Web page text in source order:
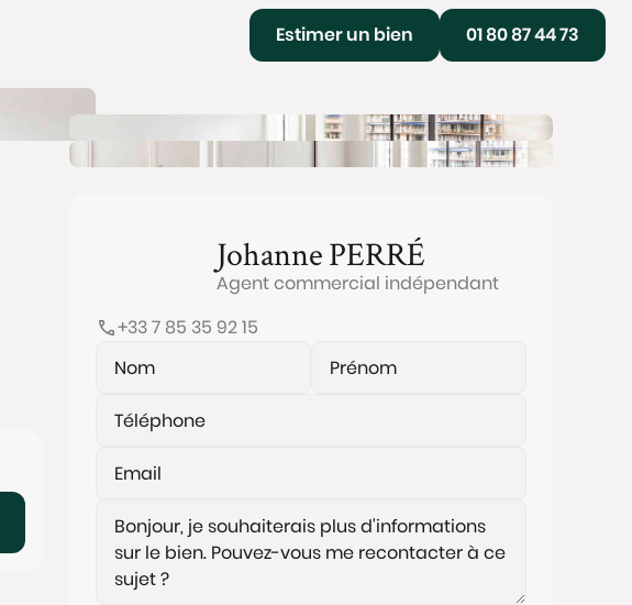
Estimer un bien 01 80 87 44 73
JohannePERRÉ
Agent commercial indépendant
+33 7 85 35 92 15